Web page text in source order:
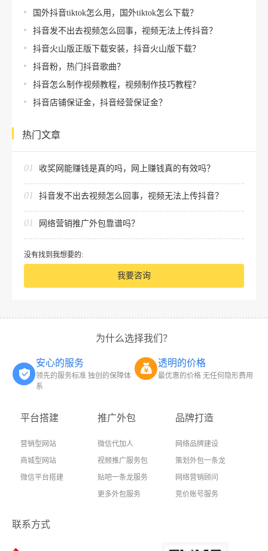
国外抖音tiktok怎么用，国外tiktok怎么下载？
抖音发不出去视频怎么回事，视频无法上传抖音？
抖音火山版正版下载安装，抖音火山版下载？
抖音粉，热门抖音歌曲？
抖音怎么制作视频教程，视频制作技巧教程？
抖音店铺保证金，抖音经营保证金？
热门文章
01 收奖网能赚钱是真的吗，网上赚钱真的有效吗？
01 抖音发不出去视频怎么回事，视频无法上传抖音？
01 网络营销推广外包靠谱吗？
没有找到我想要的:
我要咨询
为什么选择我们？
安心的服务
领先的服务标准 独创的保障体
系
透明的价格
最优惠的价格 无任何隐形费用
平台搭建
营销型网站
商城型网站
微信平台搭建
推广外包
微信代加人
视频推广服务包
贴吧一条龙服务
更多外包服务
品牌打造
网络品牌建设
策划外包一条龙
网络营销顾问
竞价账号服务
联系方式